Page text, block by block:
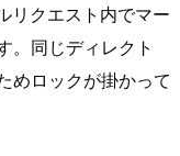
リクエスト内でマー
。同じディレクト
めロックが掛かって